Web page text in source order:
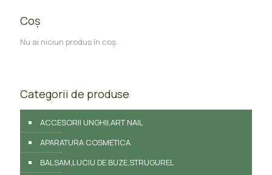
Coș
Nu ai niciun produs în coș.
Categorii de produse
ACCESORII UNGHII,ART NAIL
APARATURA COSMETICA
BALSAM,LUCIU DE BUZE,STRUGUREL